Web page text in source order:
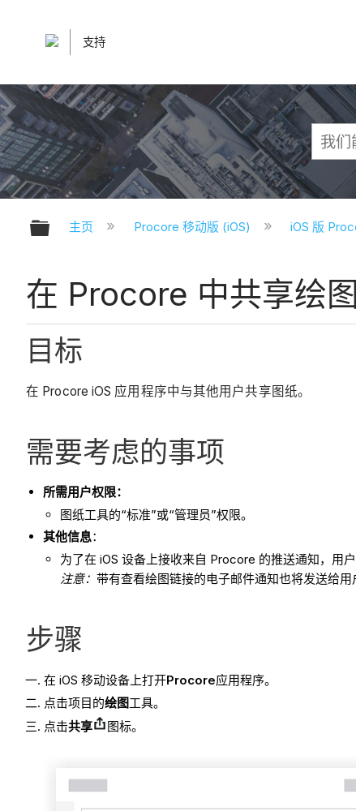
支持
扩展/隐缩全局层次
主页 Procore 移动版 (iOS) iOS 版
在 Procore 中共享绘
目标
在 Procore iOS 应用程序中与其他用户共享图纸。
需要考虑的事项
所需用户权限：
图纸工具的“标准”或“管理员”权限。
其他信息：
为了在 iOS 设备上接收来自 Procore 的推送通知，用
注意： 带有查看绘图链接的电子邮件通知也将发送给用
步骤
在 iOS 移动设备上打开Procore应用程序。
点击项目的绘图工具。
点击共享 图标。